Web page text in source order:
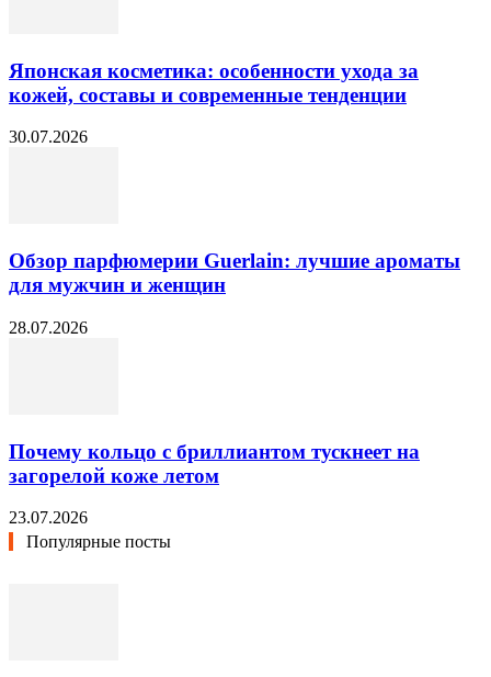
Японская косметика: особенности ухода за
кожей, составы и современные тенденции
30.07.2026
Обзор парфюмерии Guerlain: лучшие ароматы
для мужчин и женщин
28.07.2026
Почему кольцо с бриллиантом тускнеет на
загорелой коже летом
23.07.2026
Популярные посты